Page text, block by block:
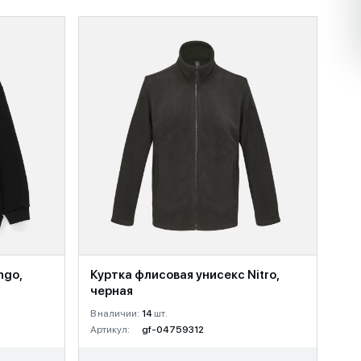
Куртка флисовая унисекс Nitro,
черная
В наличии: 14 шт.
Артикул:
gf-04759312